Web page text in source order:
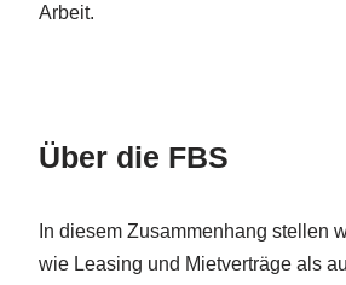
Arbeit.
Über die FBS
In diesem Zusammenhang stellen
wie Leasing und Mietverträge als